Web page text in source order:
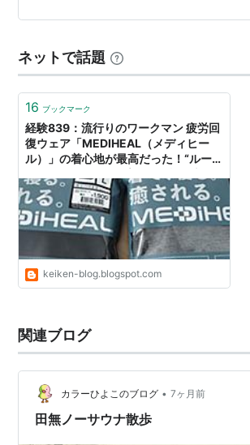
ネットで話題
16 ブックマーク
経験839：流行りのワークマン 疲労回
復ウェア「MEDIHEAL（メディヒー
ル）」の着心地が最高だった！“ルーム
セットを比べました！
keiken-blog.blogspot.com
関連ブログ
カラーひよこのブログ • 7ヶ月前
田無ノーサウナ散歩